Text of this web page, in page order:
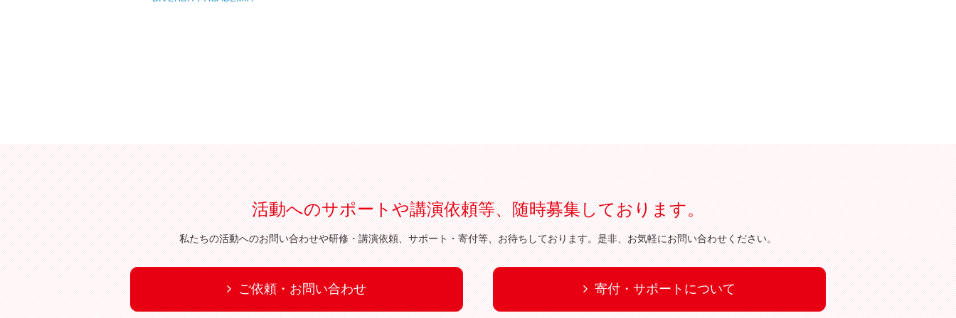
活動へのサポートや講演依頼等、随時募集しております。
私たちの活動へのお問い合わせや研修・講演依頼、サポート・寄付等、お待ちしております。是非、お気軽にお問い合わせください。
ご依頼・お問い合わせ 寄付・サポートについて